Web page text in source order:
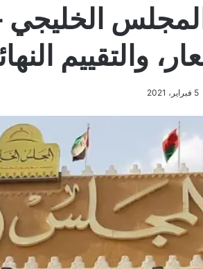
الخليجي –
والتقييم
5 فبراير، 2021